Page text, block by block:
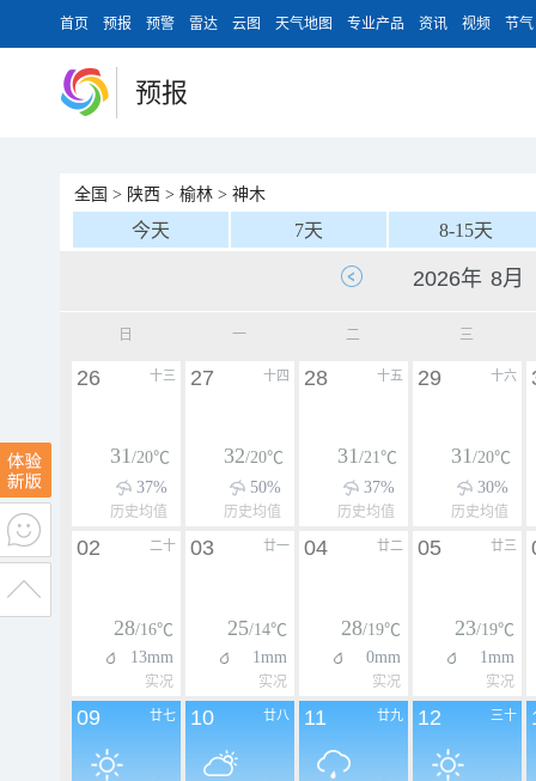
首页 预报 预警 雷达 云图 天气地图 专业产品 资讯 视频 节气
预报
全国 > 陕西 > 榆林 > 神木
今天 7天 8-15天
日 一 二 三
十三
26
31/20℃
37%
历史均值
十四
27
32/20℃
50%
历史均值
十五
28
31/21℃
37%
历史均值
十六
29
31/20℃
30%
历史均值
二十
02
28/16℃
13mm
实况
廿一
03
25/14℃
1mm
实况
廿二
04
28/19℃
0mm
实况
廿三
05
23/19℃
1mm
实况
廿七
09 廿八
10 廿九
11 三十
12